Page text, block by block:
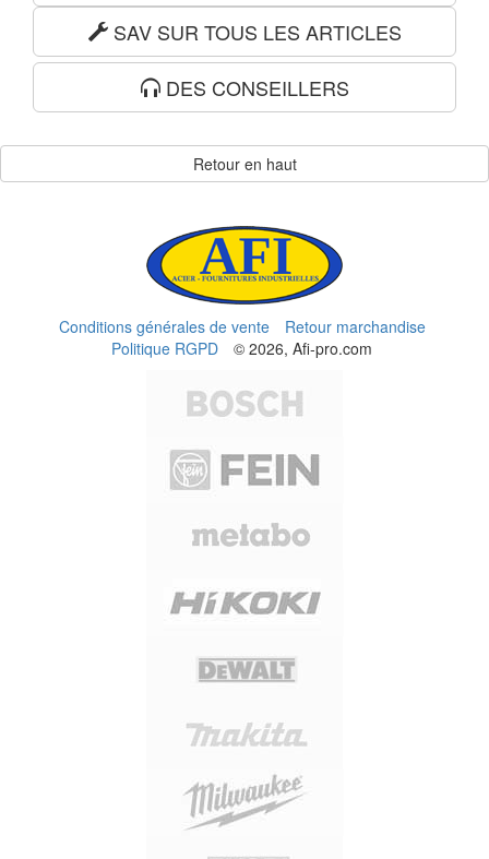
SAV SUR TOUS LES ARTICLES
DES CONSEILLERS
Retour en haut
Conditions générales de vente
Retour marchandise
Politique RGPD
© 2026, Afi-pro.com